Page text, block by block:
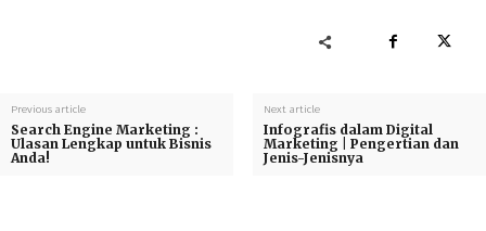
Previous article
Search Engine Marketing :
Ulasan Lengkap untuk Bisnis
Anda!
Next article
Infografis dalam Digital
Marketing | Pengertian dan
Jenis-Jenisnya